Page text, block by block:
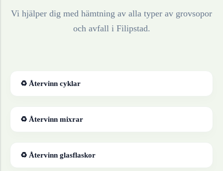
Vi hjälper dig med hämtning av alla typer av grovsopor
och avfall i Filipstad.
♻ Återvinn cyklar
♻ Återvinn mixrar
♻ Återvinn glasflaskor